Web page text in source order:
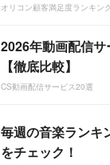
オリコン顧客満足度ランキン
2026年動画配信
【徹底比較】
CS動画配信サービス20選
毎週の音楽ランキ
をチェック！